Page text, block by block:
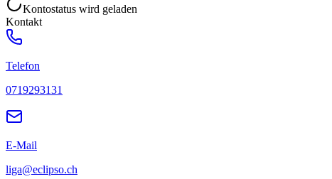
Kontostatus wird geladen
Kontakt
Telefon
0719293131
E-Mail
liga@eclipso.ch